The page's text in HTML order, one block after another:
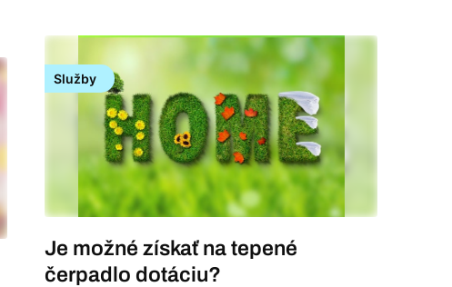
Služby
Je možné získať na tepené
čerpadlo dotáciu?